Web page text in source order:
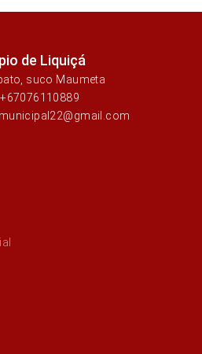
de Liquiçá
suco Maumeta